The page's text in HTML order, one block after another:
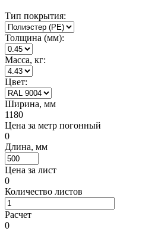
Тип покрытия:
Толщина (мм):
Масса, кг:
Цвет:
Ширина, мм
1180
Цена за метр погонный
0
Длина, мм
Цена за лист
0
Количество листов
Расчет
0